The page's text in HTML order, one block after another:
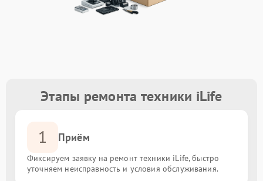
Этапы ремонта техники iLife
1 Приём
Фиксируем заявку на ремонт техники iLife, быстро
уточняем неисправность и условия обслуживания.